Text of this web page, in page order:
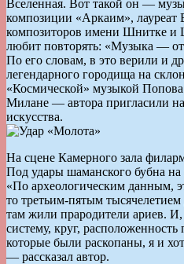
Вселенная. Вот такой он —
композиции «Аркаим», лауреат
композиторов имени Шнитке и
любит повторять: «Музыка —
По его словам, в это верили и
легендарного городища на
«Космической» музыкой Попова
Милане — автора пригласили
искусства.
На сцене Камерного зала
Под удары шаманского бубна на
«По археологическим данным,
то третьим-пятым
там жили прародители ариев.
систему, круг, расположенность
которые были раскопаны, я и
— рассказал автор.